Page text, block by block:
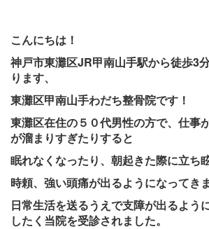
こんにちは！
神戸市東灘区JR甲南山手駅から徒歩3
ります、
東灘区甲南山手わだち整骨院です！
東灘区在住の５０代男性の方で、仕事
が溜まりすぎたりすると
眠れなくなったり、朝起きた際に立ち
時頼、強い頭痛が出るようになってき
日常生活を送るうえで支障が出るよう
したく 当院を受診されました。